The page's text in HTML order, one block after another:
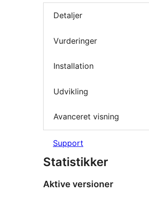
Detaljer
Vurderinger
Installation
Udvikling
Avanceret visning
Support
Statistikker
Aktive versioner